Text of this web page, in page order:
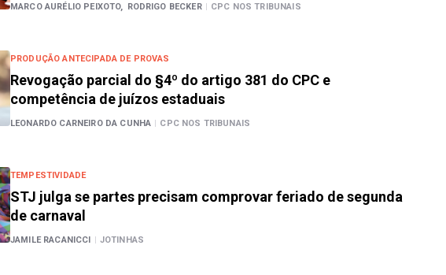
MARCO AURÉLIO PEIXOTO, RODRIGO BECKER | CPC NOS TRIBUNAIS
PRODUÇÃO ANTECIPADA DE PROVAS
Revogação parcial do §4º do artigo 381 do CPC e
competência de juízos estaduais
LEONARDO CARNEIRO DA CUNHA | CPC NOS TRIBUNAIS
TEMPESTIVIDADE
STJ julga se partes precisam comprovar feriado de segunda
de carnaval
JAMILE RACANICCI | JOTINHAS